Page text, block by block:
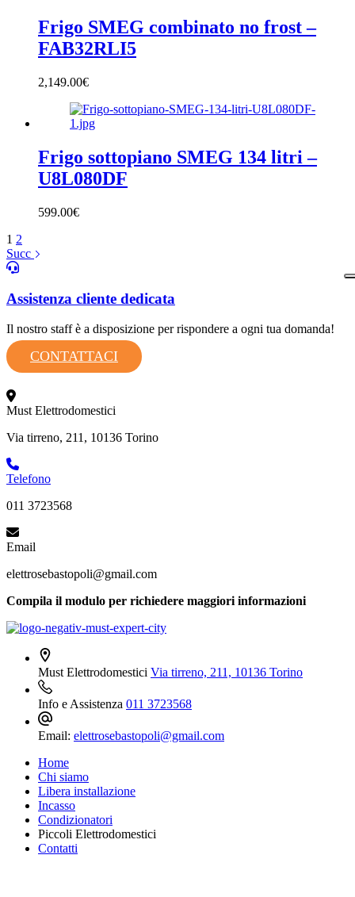
Frigo SMEG combinato no frost –
FAB32RLI5
2,149.00€
Frigo sottopiano SMEG 134 litri –
U8L080DF
599.00€
1 2
Succ
Assistenza cliente dedicata
Il nostro staff è a disposizione per rispondere a ogni tua domanda!
CONTATTACI
Must Elettrodomestici
Via tirreno, 211, 10136 Torino
Telefono
011 3723568
Email
elettrosebastopoli@gmail.com
Compila il modulo per richiedere maggiori informazioni
Must Elettrodomestici Via tirreno, 211, 10136 Torino
Info e Assistenza 011 3723568
Email: elettrosebastopoli@gmail.com
Home
Chi siamo
Libera installazione
Incasso
Condizionatori
Piccoli Elettrodomestici
Contatti